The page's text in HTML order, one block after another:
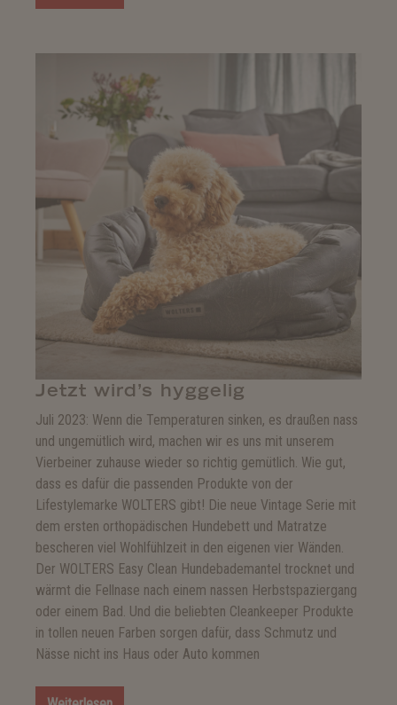
Jetzt wird’s hyggelig
Juli 2023: Wenn die Temperaturen sinken, es draußen nass
und ungemütlich wird, machen wir es uns mit unserem
Vierbeiner zuhause wieder so richtig gemütlich. Wie gut,
dass es dafür die passenden Produkte von der
Lifestylemarke WOLTERS gibt! Die neue Vintage Serie mit
dem ersten orthopädischen Hundebett und Matratze
bescheren viel Wohlfühlzeit in den eigenen vier Wänden.
Der WOLTERS Easy Clean Hundebademantel trocknet und
wärmt die Fellnase nach einem nassen Herbstspaziergang
oder einem Bad. Und die beliebten Cleankeeper Produkte
in tollen neuen Farben sorgen dafür, dass Schmutz und
Nässe nicht ins Haus oder Auto kommen